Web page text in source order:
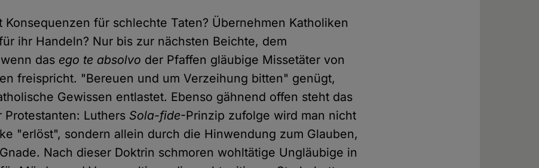
Konsequenzen für schlechte Taten? Übernehmen Katholiken
ihr Handeln? Nur bis zur nächsten Beichte, dem
das ego te absolvo der Pfaffen gläubige Missetäter von
freispricht. "Bereuen und um Verzeihung bitten" genügt,
Gewissen entlastet. Ebenso gähnend offen steht das
Luthers Sola-fide-Prinzip zufolge wird man nicht
"erlöst", sondern allein durch die Hinwendung zum Glauben,
Nach dieser Doktrin schmoren wohltätige Ungläubige in